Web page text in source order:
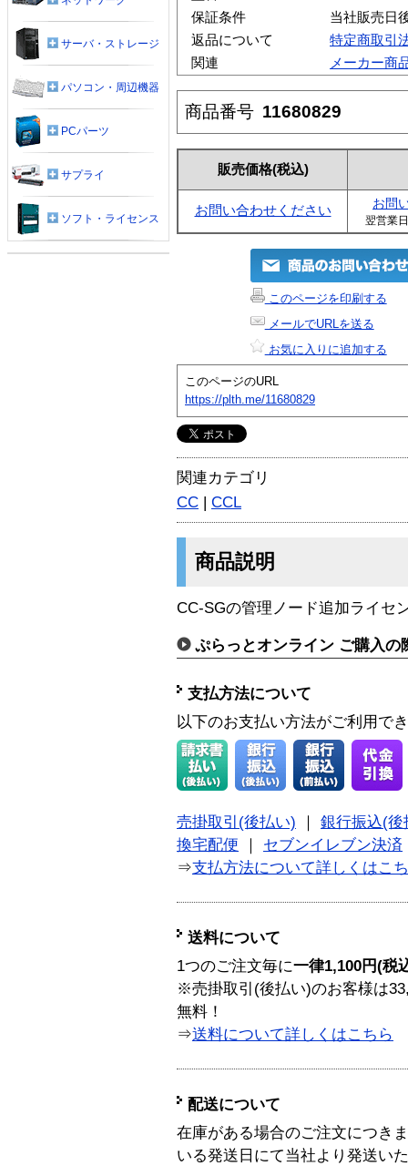
保証条件
当社販売日
返品について
特定商取引
関連
メーカー商
商品番号 11680829
販売価格(税込)
お問い合わせください お問
翌営業
このページを印刷する
メールでURLを送る
お気に入りに追加する
このページのURL
https://plth.me/11680829
関連カテゴリ
CC | CCL
商品説明
CC-SGの管理ノード追加ライセ
ぷらっとオンライン ご購入の
支払方法について
以下のお支払い方法がご利用で
売掛取引(後払い)
銀行振込(後
換宅配便
セブンイレブン決済
⇒支払方法について詳しくはこ
送料について
1つのご注文毎に一律1,100円(税
※売掛取引(後払い)のお客様は
無料！
⇒送料について詳しくはこちら
配送について
在庫がある場合のご注文につき
いる発送日にて当社より発送い
サーバ・ストレージ
パソコン・周辺機器
PCパーツ
サプライ
ソフト・ライセンス